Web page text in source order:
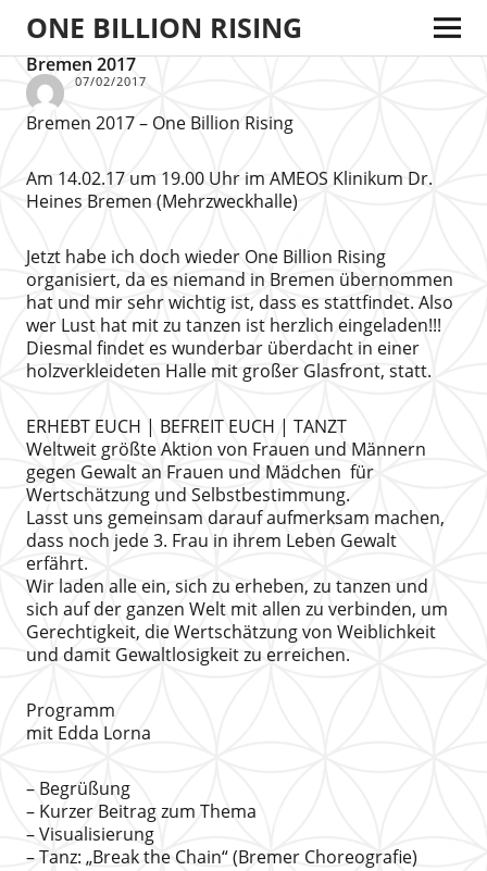
ONE BILLION RISING
Bremen 2017
07/02/2017
Bremen 2017 – One Billion Rising
Am 14.02.17 um 19.00 Uhr im AMEOS Klinikum Dr.
Heines Bremen (Mehrzweckhalle)
Jetzt habe ich doch wieder One Billion Rising
organisiert, da es niemand in Bremen übernommen
hat und mir sehr wichtig ist, dass es stattfindet. Also
wer Lust hat mit zu tanzen ist herzlich eingeladen!!!
Diesmal findet es wunderbar überdacht in einer
holzverkleideten Halle mit großer Glasfront, statt.
ERHEBT EUCH | BEFREIT EUCH | TANZT
Weltweit größte Aktion von Frauen und Männern
gegen Gewalt an Frauen und Mädchen für
Wertschätzung und Selbstbestimmung.
Lasst uns gemeinsam darauf aufmerksam machen,
dass noch jede 3. Frau in ihrem Leben Gewalt
erfährt.
Wir laden alle ein, sich zu erheben, zu tanzen und
sich auf der ganzen Welt mit allen zu verbinden, um
Gerechtigkeit, die Wertschätzung von Weiblichkeit
und damit Gewaltlosigkeit zu erreichen.
Programm
mit Edda Lorna
– Begrüßung
– Kurzer Beitrag zum Thema
– Visualisierung
– Tanz: „Break the Chain“ (Bremer Choreografie)